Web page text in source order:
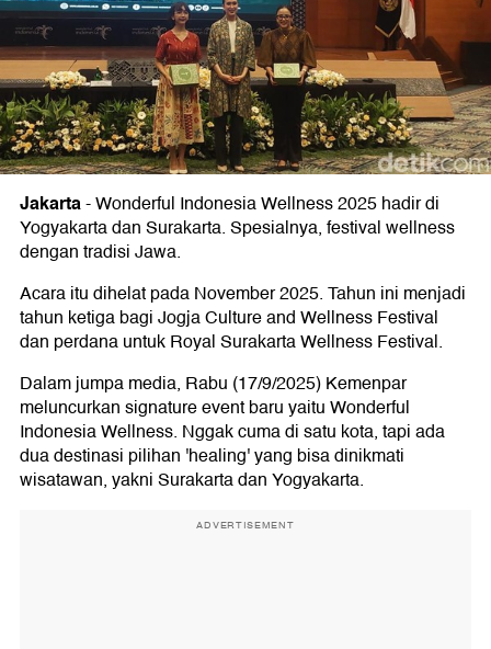
Jakarta-Wonderful Indonesia Wellness 2025 hadir di
Yogyakarta dan Surakarta. Spesialnya, festival wellness
dengan tradisi Jawa.
Acara itu dihelat pada November 2025. Tahun ini menjadi
tahun ketiga bagi Jogja Culture and Wellness Festival
dan perdana untuk Royal Surakarta Wellness Festival.
Dalam jumpa media, Rabu (17/9/2025) Kemenpar
meluncurkan signature event baru yaitu Wonderful
Indonesia Wellness. Nggak cuma di satu kota, tapi ada
dua destinasi pilihan 'healing' yang bisa dinikmati
wisatawan, yakni Surakarta dan Yogyakarta.
ADVERTISEMENT